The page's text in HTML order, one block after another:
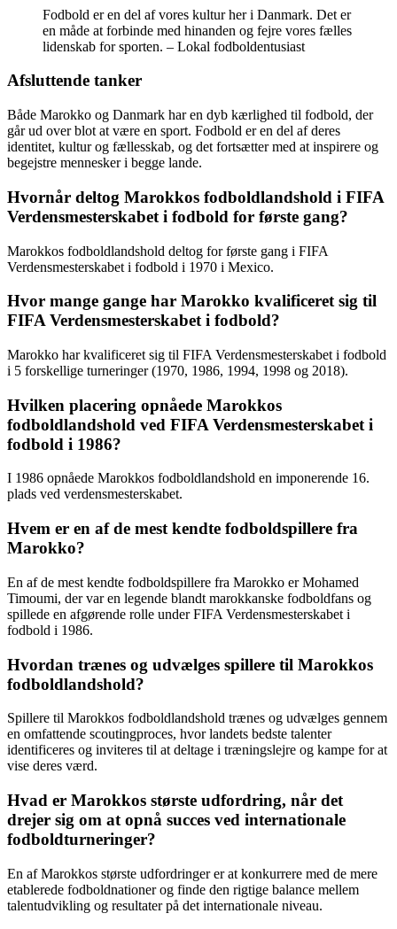
Fodbold er en del af vores kultur her i Danmark. Det er
en måde at forbinde med hinanden og fejre vores fælles
lidenskab for sporten. – Lokal fodboldentusiast
Afsluttende tanker
Både Marokko og Danmark har en dyb kærlighed til fodbold, der
går ud over blot at være en sport. Fodbold er en del af deres
identitet, kultur og fællesskab, og det fortsætter med at inspirere og
begejstre mennesker i begge lande.
Hvornår deltog Marokkos fodboldlandshold i FIFA
Verdensmesterskabet i fodbold for første gang?
Marokkos fodboldlandshold deltog for første gang i FIFA
Verdensmesterskabet i fodbold i 1970 i Mexico.
Hvor mange gange har Marokko kvalificeret sig til
FIFA Verdensmesterskabet i fodbold?
Marokko har kvalificeret sig til FIFA Verdensmesterskabet i fodbold
i 5 forskellige turneringer (1970, 1986, 1994, 1998 og 2018).
Hvilken placering opnåede Marokkos
fodboldlandshold ved FIFA Verdensmesterskabet i
fodbold i 1986?
I 1986 opnåede Marokkos fodboldlandshold en imponerende 16.
plads ved verdensmesterskabet.
Hvem er en af de mest kendte fodboldspillere fra
Marokko?
En af de mest kendte fodboldspillere fra Marokko er Mohamed
Timoumi, der var en legende blandt marokkanske fodboldfans og
spillede en afgørende rolle under FIFA Verdensmesterskabet i
fodbold i 1986.
Hvordan trænes og udvælges spillere til Marokkos
fodboldlandshold?
Spillere til Marokkos fodboldlandshold trænes og udvælges gennem
en omfattende scoutingproces, hvor landets bedste talenter
identificeres og inviteres til at deltage i træningslejre og kampe for at
vise deres værd.
Hvad er Marokkos største udfordring, når det
drejer sig om at opnå succes ved internationale
fodboldturneringer?
En af Marokkos største udfordringer er at konkurrere med de mere
etablerede fodboldnationer og finde den rigtige balance mellem
talentudvikling og resultater på det internationale niveau.